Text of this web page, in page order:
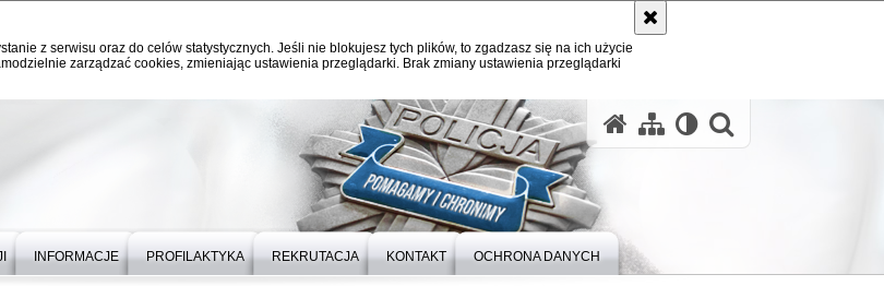
z serwisu oraz do celów statystycznych. Jeśli nie blokujesz tych plików, to zgadzasz się na ich użycie
zarządzać cookies, zmieniając ustawienia przeglądarki. Brak zmiany ustawienia przeglądarki
INFORMACJE PROFILAKTYKA REKRUTACJA KONTAKT OCHRONA DANYCH